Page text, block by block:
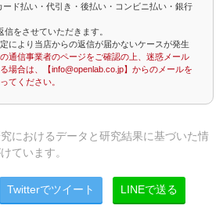
ド払い・代引き・後払い・コンビニ払い・銀行
をさせていただきます。
により当店からの返信が届かないケースが発生
通信事業者のページをご確認の上、迷惑メール
場合は、【info@openlab.co.jp】からのメールを
てください。
におけるデータと研究結果に基づいた情
ています。
Twitterでツイート LINEで送る